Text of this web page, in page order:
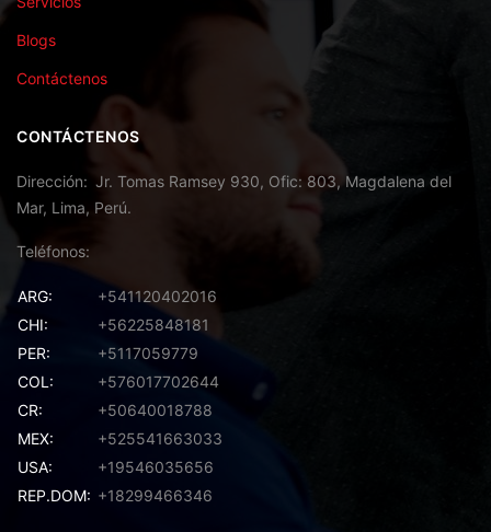
Blogs
Contáctenos
CONTÁCTENOS
Dirección
Jr. Tomas Ramsey 930, Ofic: 803, Magdalena del
Mar, Lima, Perú.
Teléfonos
ARG:
+541120402016
CHI:
+56225848181
PER:
+5117059779
COL:
+576017702644
CR:
+50640018788
MEX:
+525541663033
USA:
+19546035656
REP.DOM: +18299466346